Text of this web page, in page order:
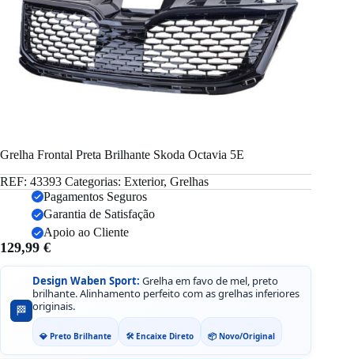
Grelha Frontal Preta Brilhante Skoda Octavia 5E
REF: 43393 Categorias: Exterior, Grelhas
Pagamentos Seguros
Garantia de Satisfação
Apoio ao Cliente
129,99 €
🏁
Design Waben Sport: Grelha em favo de mel, preto
brilhante. Alinhamento perfeito com as grelhas inferiores
originais.
💎 Preto Brilhante 🛠️ Encaixe Direto 📦 Novo/Original